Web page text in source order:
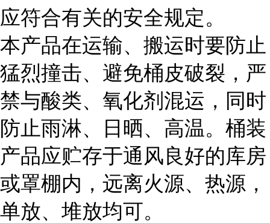
应符合有关的安全规定。
本产品在运输、搬运时要防止
猛烈撞击、避免桶皮破裂，严
禁与酸类、氧化剂混运，同时
防止雨淋、日晒、高温。桶装
产品应贮存于通风良好的库房
或罩棚内，远离火源、热源，
单放、堆放均可。